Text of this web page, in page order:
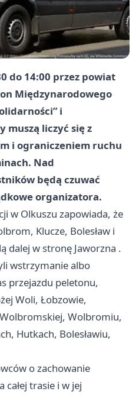
do 14:00 przez powiat
Międzynarodowego
i
muszą liczyć się z
i ograniczeniem ruchu
Nad
będą czuwać
organizatora.
w Olkuszu zapowiada, że
Klucze, Bolesław i
dalej w stronę Jaworzna .
wstrzymanie albo
przejazdu peletonu,
Woli, Łobzowie,
Wolbromiu,
Hutkach, Bolesławiu,
o zachowanie
całej trasie i w jej